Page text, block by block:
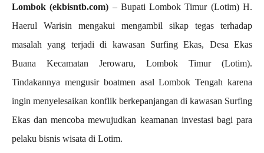
Lombok (ekbisntb.com) – Bupati Lombok Timur (Lotim) H.
Haerul Warisin mengakui mengambil sikap tegas terhadap
masalah yang terjadi di kawasan Surfing Ekas, Desa Ekas
Buana Kecamatan Jerowaru, Lombok Timur (Lotim).
Tindakannya mengusir boatmen asal Lombok Tengah karena
ingin menyelesaikan konflik berkepanjangan di kawasan Surfing
Ekas dan mencoba mewujudkan keamanan investasi bagi para
pelaku bisnis wisata di Lotim.